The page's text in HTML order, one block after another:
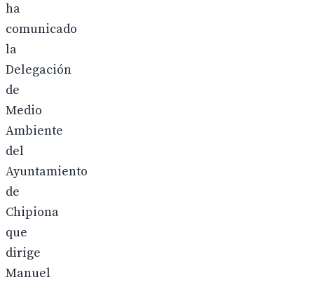
ha
comunicado
la
Delegación
de
Medio
Ambiente
del
Ayuntamiento
de
Chipiona
que
dirige
Manuel